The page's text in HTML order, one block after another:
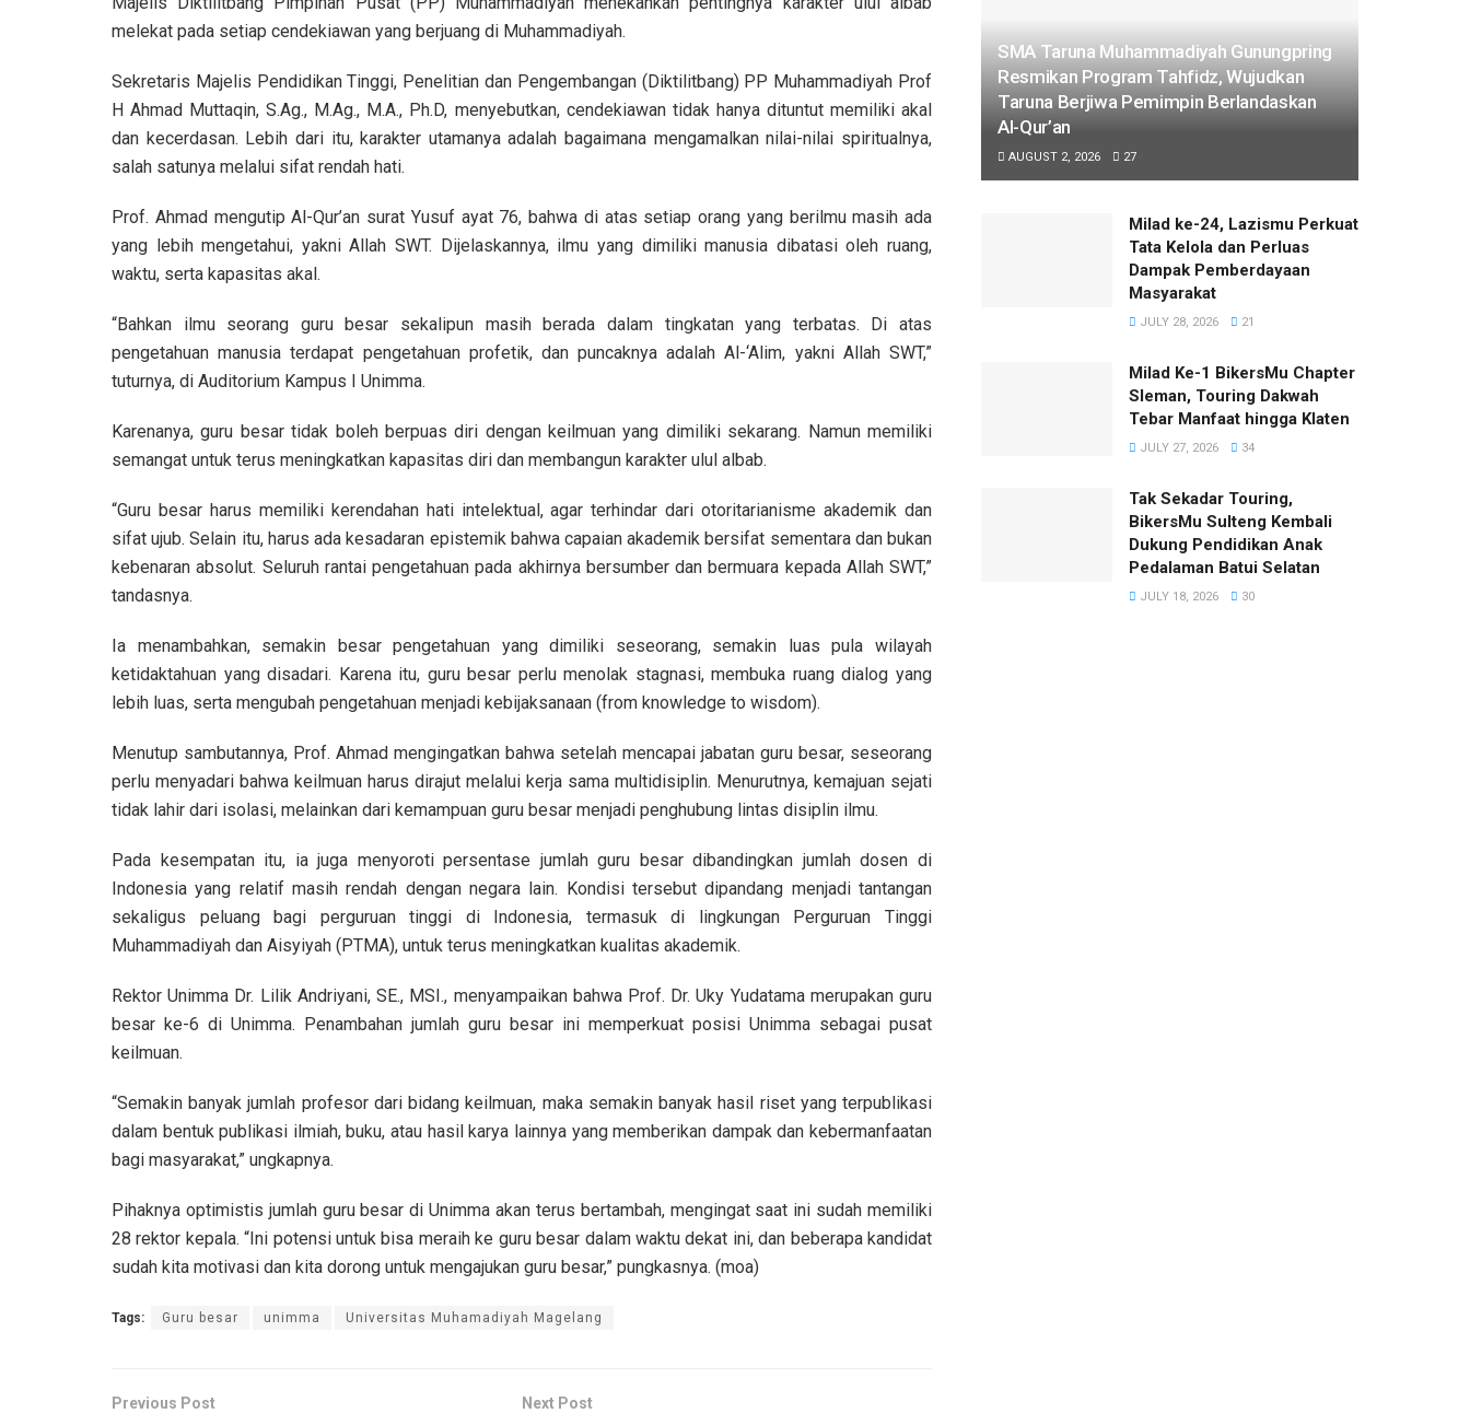
melekat pada setiap cendekiawan yang berjuang di Muhammadiyah.
Sekretaris Majelis Pendidikan Tinggi, Penelitian dan Pengembangan (Diktilitbang) PP Muhammadiyah Prof
H Ahmad Muttaqin, S.Ag., M.Ag., M.A., Ph.D, menyebutkan, cendekiawan tidak hanya dituntut memiliki akal
dan kecerdasan. Lebih dari itu, karakter utamanya adalah bagaimana mengamalkan nilai-nilai spiritualnya,
salah satunya melalui sifat rendah hati.
Prof. Ahmad mengutip Al-Qur’an surat Yusuf ayat 76, bahwa di atas setiap orang yang berilmu masih ada
yang lebih mengetahui, yakni Allah SWT. Dijelaskannya, ilmu yang dimiliki manusia dibatasi oleh ruang,
waktu, serta kapasitas akal.
“Bahkan ilmu seorang guru besar sekalipun masih berada dalam tingkatan yang terbatas. Di atas
pengetahuan manusia terdapat pengetahuan profetik, dan puncaknya adalah Al-‘Alim, yakni Allah SWT,”
tuturnya, di Auditorium Kampus I Unimma.
Karenanya, guru besar tidak boleh berpuas diri dengan keilmuan yang dimiliki sekarang. Namun memiliki
semangat untuk terus meningkatkan kapasitas diri dan membangun karakter ulul albab.
“Guru besar harus memiliki kerendahan hati intelektual, agar terhindar dari otoritarianisme akademik dan
sifat ujub. Selain itu, harus ada kesadaran epistemik bahwa capaian akademik bersifat sementara dan bukan
kebenaran absolut. Seluruh rantai pengetahuan pada akhirnya bersumber dan bermuara kepada Allah SWT,”
tandasnya.
Ia menambahkan, semakin besar pengetahuan yang dimiliki seseorang, semakin luas pula wilayah
ketidaktahuan yang disadari. Karena itu, guru besar perlu menolak stagnasi, membuka ruang dialog yang
lebih luas, serta mengubah pengetahuan menjadi kebijaksanaan (from knowledge to wisdom).
Menutup sambutannya, Prof. Ahmad mengingatkan bahwa setelah mencapai jabatan guru besar, seseorang
perlu menyadari bahwa keilmuan harus dirajut melalui kerja sama multidisiplin. Menurutnya, kemajuan sejati
tidak lahir dari isolasi, melainkan dari kemampuan guru besar menjadi penghubung lintas disiplin ilmu.
Pada kesempatan itu, ia juga menyoroti persentase jumlah guru besar dibandingkan jumlah dosen di
Indonesia yang relatif masih rendah dengan negara lain. Kondisi tersebut dipandang menjadi tantangan
sekaligus peluang bagi perguruan tinggi di Indonesia, termasuk di lingkungan Perguruan Tinggi
Muhammadiyah dan Aisyiyah (PTMA), untuk terus meningkatkan kualitas akademik.
Rektor Unimma Dr. Lilik Andriyani, SE., MSI., menyampaikan bahwa Prof. Dr. Uky Yudatama merupakan guru
besar ke-6 di Unimma. Penambahan jumlah guru besar ini memperkuat posisi Unimma sebagai pusat
keilmuan.
“Semakin banyak jumlah profesor dari bidang keilmuan, maka semakin banyak hasil riset yang terpublikasi
dalam bentuk publikasi ilmiah, buku, atau hasil karya lainnya yang memberikan dampak dan kebermanfaatan
bagi masyarakat,” ungkapnya.
Pihaknya optimistis jumlah guru besar di Unimma akan terus bertambah, mengingat saat ini sudah memiliki
28 rektor kepala. “Ini potensi untuk bisa meraih ke guru besar dalam waktu dekat ini, dan beberapa kandidat
sudah kita motivasi dan kita dorong untuk mengajukan guru besar,” pungkasnya. (moa)
Tags: Guru besar unimma Universitas Muhamadiyah Magelang
Previous Post Next Post
SMA Taruna Muhammadiyah Gunungpring
Resmikan Program Tahfidz, Wujudkan
Taruna Berjiwa Pemimpin Berlandaskan
Al-Qur’an
AUGUST 2, 2026 27
Milad ke-24, Lazismu Perkuat
Tata Kelola dan Perluas
Dampak Pemberdayaan
Masyarakat
JULY 28, 2026 21
Milad Ke-1 BikersMu Chapter
Sleman, Touring Dakwah
Tebar Manfaat hingga Klaten
JULY 27, 2026 34
Tak Sekadar Touring,
BikersMu Sulteng Kembali
Dukung Pendidikan Anak
Pedalaman Batui Selatan
JULY 18, 2026 30